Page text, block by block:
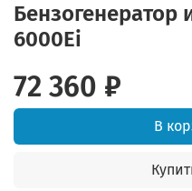
Бензогенератор
6000Ei
72 360 ₽
В